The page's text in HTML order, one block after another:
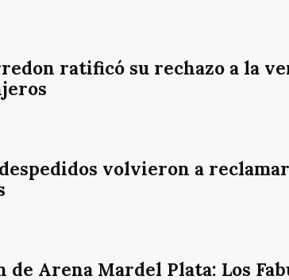
ratificó su rechazo a la
volvieron a
Arena Mardel Plata: Los